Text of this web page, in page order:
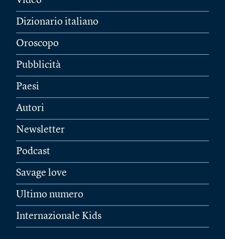
Dizionario italiano
Oroscopo
Pubblicità
Paesi
Autori
Newsletter
Podcast
Savage love
Ultimo numero
Internazionale Kids